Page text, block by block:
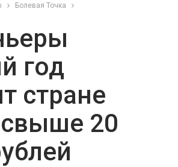
Болевая Точка
год
стране
20